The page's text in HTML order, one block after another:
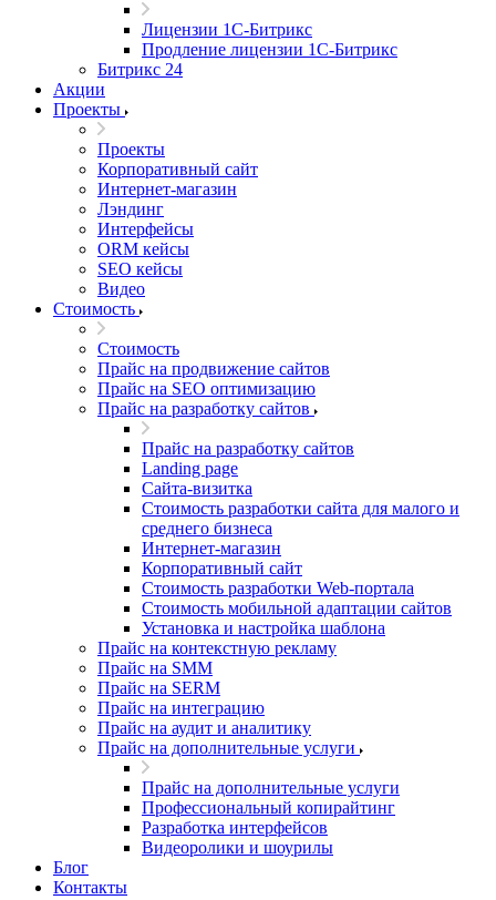
Лицензии 1С-Битрикс
Продление лицензии 1С-Битрикс
Битрикс 24
Акции
Проекты
Проекты
Корпоративный сайт
Интернет-магазин
Лэндинг
Интерфейсы
ORM кейсы
SEO кейсы
Видео
Стоимость
Стоимость
Прайс на продвижение сайтов
Прайс на SEO оптимизацию
Прайс на разработку сайтов
Прайс на разработку сайтов
Landing page
Cайта-визитка
Стоимость разработки сайта для малого и
среднего бизнеса
Интернет-магазин
Корпоративный сайт
Стоимость разработки Web-портала
Стоимость мобильной адаптации сайтов
Установка и настройка шаблона
Прайс на контекстную рекламу
Прайс на SMM
Прайс на SERM
Прайс на интеграцию
Прайс на аудит и аналитику
Прайс на дополнительные услуги
Прайс на дополнительные услуги
Профессиональный копирайтинг
Разработка интерфейсов
Видеоролики и шоурилы
Блог
Контакты